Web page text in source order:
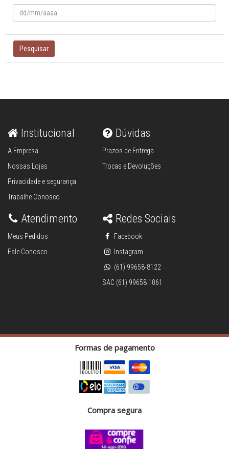
Pesquisar
Institucional
A Empresa
Nossas Lojas
Privacidade e segurança
Trabalhe Conosco
Dúvidas
Prazos de Entrega
Trocas e Devoluções
Atendimento
Meus Pedidos
Fale Conosco
Redes Sociais
Facebook
Instagram
(61) 99658-8122
SAC (61) 99658 1061
Formas de pagamento
Compra segura